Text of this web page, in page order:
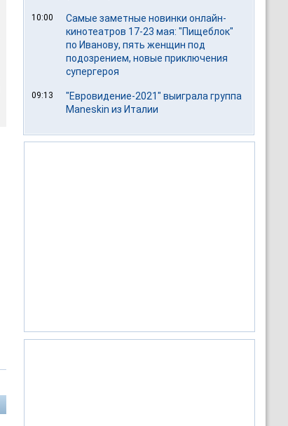
10:00
Самые заметные новинки онлайн-
кинотеатров 17-23 мая: "Пищеблок"
по Иванову, пять женщин под
подозрением, новые приключения
супергероя
09:13
"Евровидение-2021" выиграла группа
Maneskin из Италии